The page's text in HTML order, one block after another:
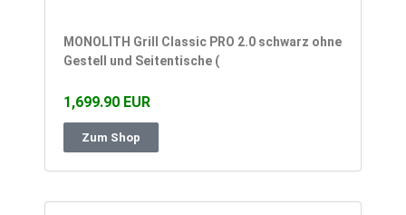
MONOLITH Grill Classic PRO 2.0 schwarz ohne
Gestell und Seitentische (
1,699.90 EUR
Zum Shop